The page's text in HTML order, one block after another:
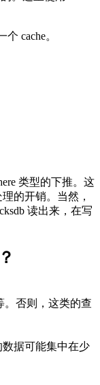
cache。
类型的下推。这
的开销。当然，
读出来，在写
。否则，这类的查
数据可能集中在少